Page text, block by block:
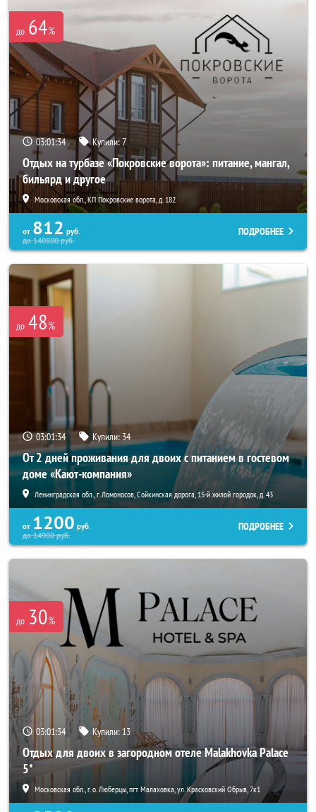
до 64%
03:01:33 Купили:7
Отдых на турбазе «Покровские ворота»: питание, мангал,
бильярд и другое
Московская обл., КП Покровские ворота, д. 182
от 812 руб.
до140800руб.
ПОДРОБНЕЕ
до 48%
03:01:33 Купили: 34
От 2 дней проживания для двоих с питанием в гостевом
доме «Кают-компания»
Ленинградская обл., г. Ломоносов, Сойкинская дорога, 15-й жилой городок, д. 43
от 1200 руб.
до14900руб.
ПОДРОБНЕЕ
до 30%
03:01:33 Купили: 13
Отдых для двоих в загородном отеле Malakhovka Palace
5*
Московская обл., г. о. Люберцы, пгт Малаховка, ул. Красковский Обрыв, 7к1